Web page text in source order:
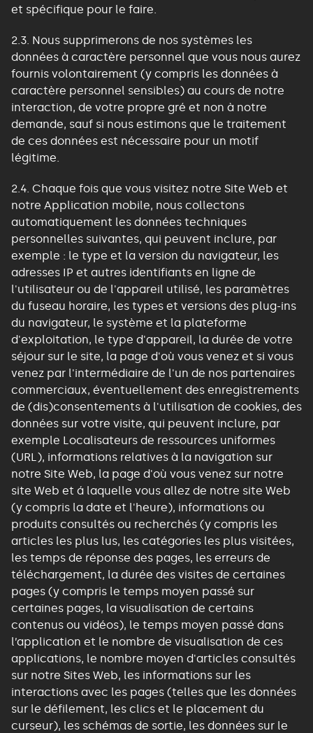
et spécifique pour le faire.
2.3. Nous supprimerons de nos systèmes les
données à caractère personnel que vous nous aurez
fournis volontairement (y compris les données à
caractère personnel sensibles) au cours de notre
interaction, de votre propre gré et non à notre
demande, sauf si nous estimons que le traitement
de ces données est nécessaire pour un motif
légitime.
2.4. Chaque fois que vous visitez notre Site Web et
notre Application mobile, nous collectons
automatiquement les données techniques
personnelles suivantes, qui peuvent inclure, par
exemple : le type et la version du navigateur, les
adresses IP et autres identifiants en ligne de
l'utilisateur ou de l'appareil utilisé, les paramètres
du fuseau horaire, les types et versions des plug-ins
du navigateur, le système et la plateforme
d'exploitation, le type d'appareil, la durée de votre
séjour sur le site, la page d'où vous venez et si vous
venez par l'intermédiaire de l'un de nos partenaires
commerciaux, éventuellement des enregistrements
de (dis)consentements à l'utilisation de cookies, des
données sur votre visite, qui peuvent inclure, par
exemple Localisateurs de ressources uniformes
(URL), informations relatives à la navigation sur
notre Site Web, la page d'où vous venez sur notre
site Web et á laquelle vous allez de notre site Web
(y compris la date et l'heure), informations ou
produits consultés ou recherchés (y compris les
articles les plus lus, les catégories les plus visitées,
les temps de réponse des pages, les erreurs de
téléchargement, la durée des visites de certaines
pages (y compris le temps moyen passé sur
certaines pages, la visualisation de certains
contenus ou vidéos), le temps moyen passé dans
l’application et le nombre de visualisation de ces
applications, le nombre moyen d'articles consultés
sur notre Sites Web, les informations sur les
interactions avec les pages (telles que les données
sur le défilement, les clics et le placement du
curseur), les schémas de sortie, les données sur le